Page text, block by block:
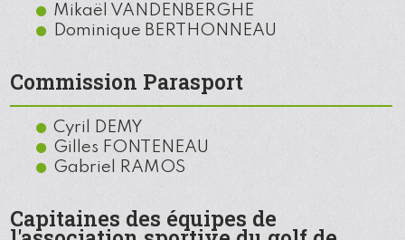
Mikaël VANDENBERGHE
Dominique BERTHONNEAU
Commission Parasport
Cyril DEMY
Gilles FONTENEAU
Gabriel RAMOS
Capitaines des équipes de